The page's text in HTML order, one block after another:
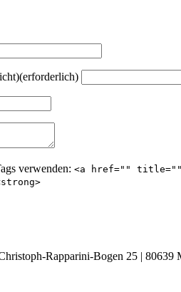
verwenden: <a href=""
Rapparini-Bogen 25 | 80639